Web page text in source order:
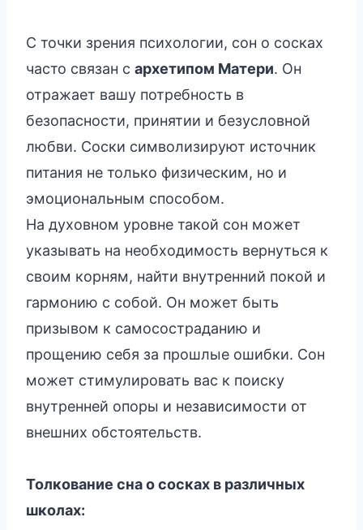
С точки зрения психологии, сон о сосках
часто связан с архетипом Матери. Он
отражает вашу потребность в
безопасности, принятии и безусловной
любви. Соски символизируют источник
питания не только физическим, но и
эмоциональным способом.
На духовном уровне такой сон может
указывать на необходимость вернуться к
своим корням, найти внутренний покой и
гармонию с собой. Он может быть
призывом к самосостраданию и
прощению себя за прошлые ошибки. Сон
может стимулировать вас к поиску
внутренней опоры и независимости от
внешних обстоятельств.
Толкование сна о сосках в различных
школах: